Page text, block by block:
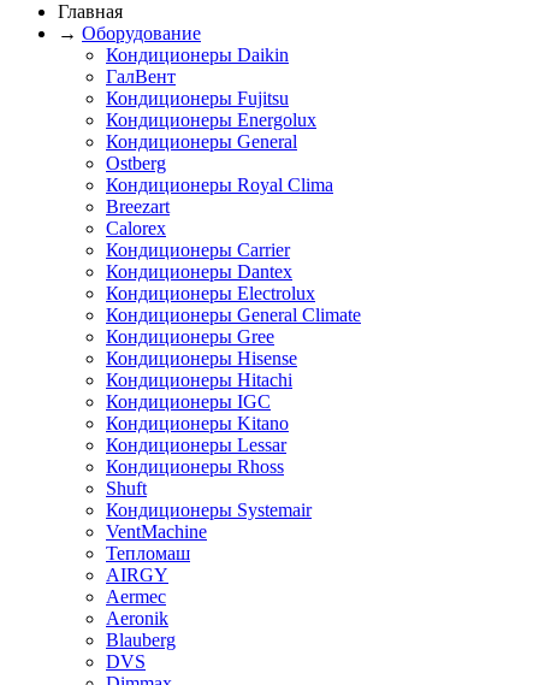
Главная
→ Оборудование
Кондиционеры Daikin
ГалВент
Кондиционеры Fujitsu
Кондиционеры Energolux
Кондиционеры General
Ostberg
Кондиционеры Royal Clima
Breezart
Calorex
Кондиционеры Carrier
Кондиционеры Dantex
Кондиционеры Electrolux
Кондиционеры General Climate
Кондиционеры Gree
Кондиционеры Hisense
Кондиционеры Hitachi
Кондиционеры IGC
Кондиционеры Kitano
Кондиционеры Lessar
Кондиционеры Rhoss
Shuft
Кондиционеры Systemair
VentMachine
Тепломаш
AIRGY
Aermec
Aeronik
Blauberg
DVS